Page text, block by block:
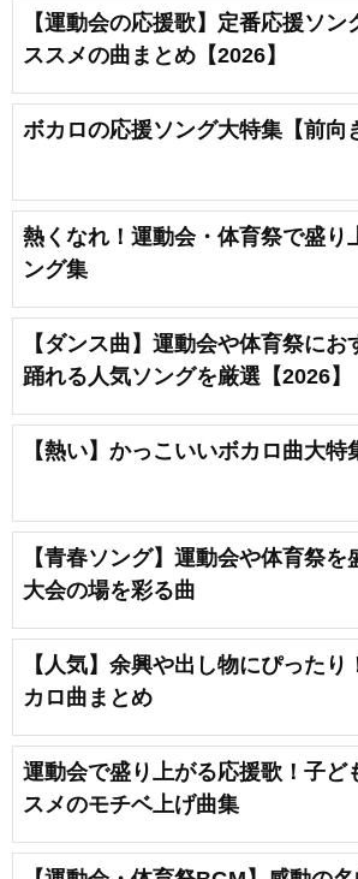
【運動会の応援歌】定番応援ソン
ススメの曲まとめ【2026】
ボカロの応援ソング大特集【前向
熱くなれ！運動会・体育祭で盛り
ング集
【ダンス曲】運動会や体育祭にお
踊れる人気ソングを厳選【2026】
【熱い】かっこいいボカロ曲大特
【青春ソング】運動会や体育祭を
大会の場を彩る曲
【人気】余興や出し物にぴった
カロ曲まとめ
運動会で盛り上がる応援歌！子ど
スメのモチベ上げ曲集